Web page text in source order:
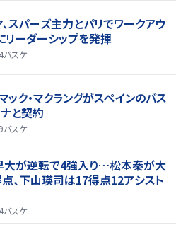
スパーズ主力とパリでワークアウ
リーダーシップを発揮
バスケ
ック・マクラングがスペインのバス
と契約
バスケ
大が逆転で4強入り…松本秦が大
、下山瑛司は17得点12アシスト
バスケ